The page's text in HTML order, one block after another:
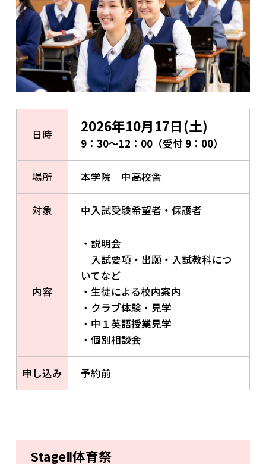
日時 2026年10月17日(土)
9：30～12：00（受付 9：00）
場所 本学院 中高校舎
対象 中入試受験希望者・保護者
内容
・説明会
入試要項・出願・入試教科につ
いてなど
・生徒による校内案内
・クラブ体験・見学
・中１英語授業見学
・個別相談会
申し込み 予約前
StageⅡ体育祭